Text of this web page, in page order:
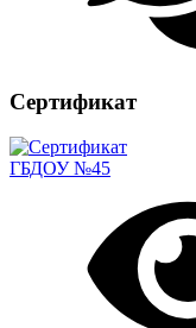
Сертификат
ГБДОУ №45